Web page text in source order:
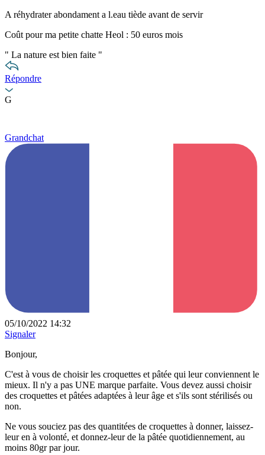
A réhydrater abondament a l.eau tiède avant de servir
Coût pour ma petite chatte Heol : 50 euros mois
" La nature est bien faite "
Répondre
G
Grandchat
05/10/2022 14:32
Signaler
Bonjour,
C'est à vous de choisir les croquettes et pâtée qui leur conviennent le
mieux. Il n'y a pas UNE marque parfaite. Vous devez aussi choisir
des croquettes et pâtées adaptées à leur âge et s'ils sont stérilisés ou
non.
Ne vous souciez pas des quantitées de croquettes à donner, laissez-
leur en à volonté, et donnez-leur de la pâtée quotidiennement, au
moins 80gr par jour.